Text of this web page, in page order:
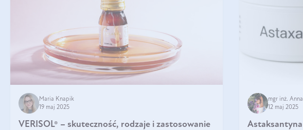
Maria Knapik
19 maj 2025
VERISOL® – skuteczność, rodzaje i zastosowanie
mgr inż.
12 maj 2025
Astaksantyna